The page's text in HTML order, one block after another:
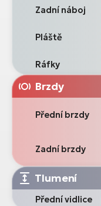
Zadní náboj
Pláště
Ráfky
Brzdy
Přední brzdy
Zadní brzdy
Tlumení
Přední vidlice